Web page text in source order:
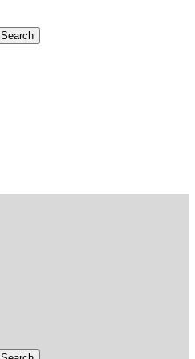
Search